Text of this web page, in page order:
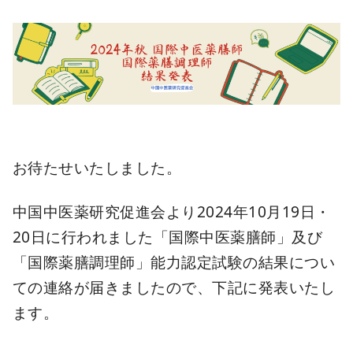
へ
移
お待たせいたしました。
中国中医薬研究促進会より2024年10月19日・
20日に行われました「国際中医薬膳師」及び
「国際薬膳調理師」能力認定試験の結果につい
ての連絡が届きましたので、下記に発表いたし
ます。